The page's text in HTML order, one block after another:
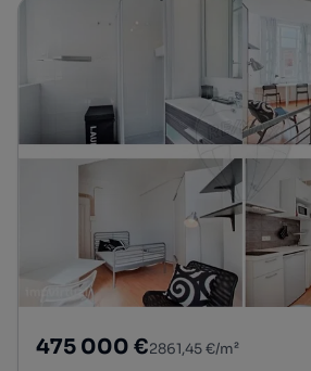
475 000 €2861,45 €/m²